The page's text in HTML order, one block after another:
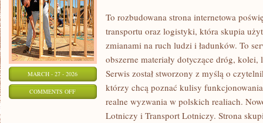
MARCH - 27 - 2026
COMMENTS OFFON
To rozbudowana strona internetowa
transportu oraz logistyki, która skupia
zmianami na ruch ludzi i ładunków. To
obszerne materiały dotyczące dróg,
Serwis został stworzony z myślą o
którzy chcą poznać kulisy
realne wyzwania w polskich realiach.
Lotniczy i Transport Lotniczy. Strona